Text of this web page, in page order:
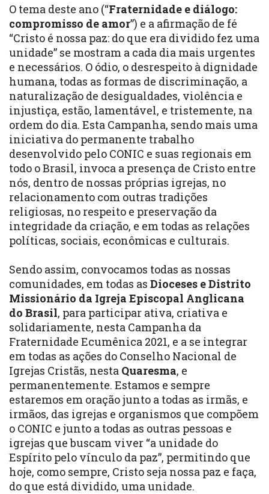
O tema deste ano (“Fraternidade e diálogo:
compromisso de amor”) e a afirmação de fé
“Cristo é nossa paz: do que era dividido fez uma
unidade” se mostram a cada dia mais urgentes
e necessários. O ódio, o desrespeito à dignidade
humana, todas as formas de discriminação, a
naturalização de desigualdades, violência e
injustiça, estão, lamentável, e tristemente, na
ordem do dia. Esta Campanha, sendo mais uma
iniciativa do permanente trabalho
desenvolvido pelo CONIC e suas regionais em
todo o Brasil, invoca a presença de Cristo entre
nós, dentro de nossas próprias igrejas, no
relacionamento com outras tradições
religiosas, no respeito e preservação da
integridade da criação, e em todas as relações
políticas, sociais, econômicas e culturais.
Sendo assim, convocamos todas as nossas
comunidades, em todas as Dioceses e Distrito
Missionário da Igreja Episcopal Anglicana
do Brasil, para participar ativa, criativa e
solidariamente, nesta Campanha da
Fraternidade Ecumênica 2021, e a se integrar
em todas as ações do Conselho Nacional de
Igrejas Cristãs, nesta Quaresma, e
permanentemente. Estamos e sempre
estaremos em oração junto a todas as irmãs, e
irmãos, das igrejas e organismos que compõem
o CONIC e junto a todas as outras pessoas e
igrejas que buscam viver “a unidade do
Espírito pelo vínculo da paz”, permitindo que
hoje, como sempre, Cristo seja nossa paz e faça,
do que está dividido, uma unidade.